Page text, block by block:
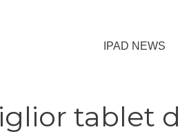
IPAD NEWS
tablet